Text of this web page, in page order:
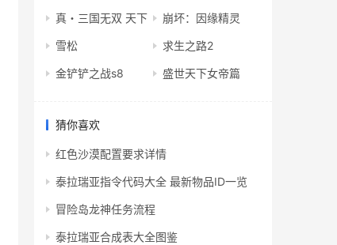
真・三国无双 天下 崩坏：因缘精灵
雪松 求生之路2
金铲铲之战s8 盛世天下女帝篇
猜你喜欢
红色沙漠配置要求详情
泰拉瑞亚指令代码大全 最新物品ID一览
冒险岛龙神任务流程
泰拉瑞亚合成表大全图鉴